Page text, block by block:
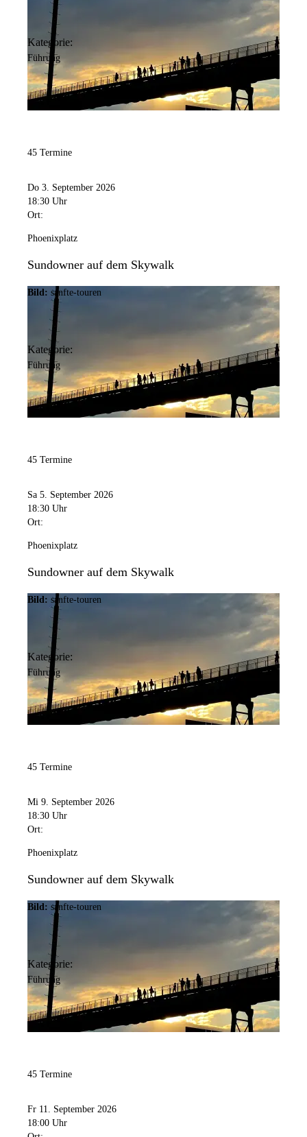
Kategorie:
Führung
45 Termine
Do 3. September 2026
18:30 Uhr
Ort:
Phoenixplatz
Sundowner auf dem Skywalk
Bild: sanfte-touren
Kategorie:
Führung
45 Termine
Sa 5. September 2026
18:30 Uhr
Ort:
Phoenixplatz
Sundowner auf dem Skywalk
Bild: sanfte-touren
Kategorie:
Führung
45 Termine
Mi 9. September 2026
18:30 Uhr
Ort:
Phoenixplatz
Sundowner auf dem Skywalk
Bild: sanfte-touren
Kategorie:
Führung
45 Termine
Fr 11. September 2026
18:00 Uhr